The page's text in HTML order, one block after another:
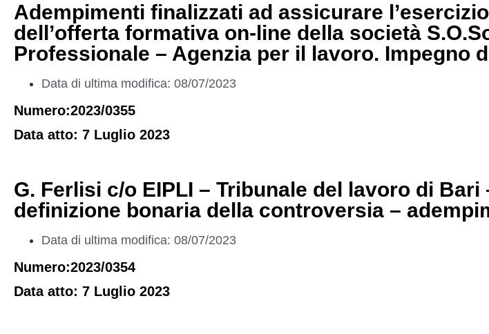
Adempimenti finalizzati ad assicurare
dell’offerta formativa on-line della società
Professionale – Agenzia per il lavoro. Impegno
Data di ultima modifica: 08/07/2023
Numero:2023/0355
Data atto: 7 Luglio 2023
G. Ferlisi c/o EIPLI – Tribunale del lavoro di Bari
definizione bonaria della controversia –
Data di ultima modifica: 08/07/2023
Numero:2023/0354
Data atto: 7 Luglio 2023